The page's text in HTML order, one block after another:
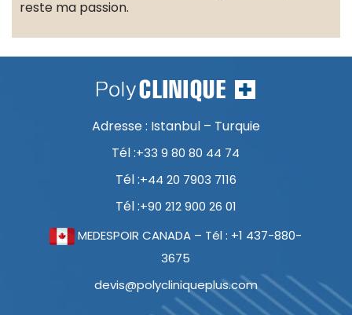
reste ma passion.
Adresse : Istanbul – Turquie
Tél :+33 9 80 80 44 74
Tél :+44 20 7903 7116
Tél :+90 212 900 26 01
MEDESPOIR CANADA – Tél : +1 437-880-
3675
devis@polycliniqueplus.com